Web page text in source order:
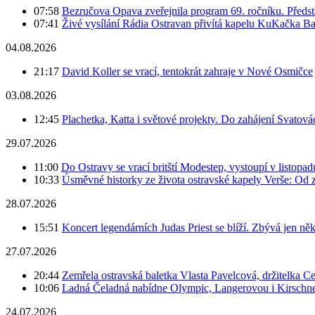
07:58 Bezručova Opava zveřejnila program 69. ročníku.
07:41 Živé vysílání Rádia Ostravan přivítá kapelu KuKačka
04.08.2026
21:17 David Koller se vrací, tentokrát zahraje v Nové Osmičce
03.08.2026
12:45 Plachetka, Katta i světové projekty. Do zahájení
29.07.2026
11:00 Do Ostravy se vrací britští Modestep, vystoupí v
10:33 Úsměvné historky ze života ostravské kapely Verše:
28.07.2026
15:51 Koncert legendárních Judas Priest se blíží. Zbývá jen
27.07.2026
20:44 Zemřela ostravská baletka Vlasta Pavelcová, držitelka
10:06 Ladná Čeladná nabídne Olympic, Langerovou i
24.07.2026